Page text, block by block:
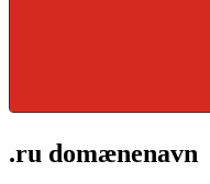
.ru domænenavn